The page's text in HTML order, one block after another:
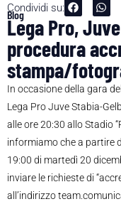
Condividi su:
Blog
Lega Pro,
procedura
stampa/
In occasione della gara
Lega Pro Juve Stabia-
alle ore 20:30 allo Stadio
informiamo che a partire
19:00 di martedì 20
inviare le richieste di
all’indirizzo